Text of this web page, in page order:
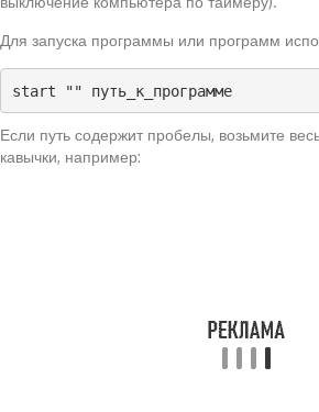
Для запуска программы или программ
start "" путь_к_программе
Если путь содержит пробелы, возьмите
кавычки, например: